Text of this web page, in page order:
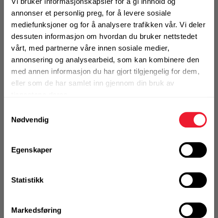
annonser et personlig preg, for å levere sosiale
mediefunksjoner og for å analysere trafikken vår. Vi deler
dessuten informasjon om hvordan du bruker nettstedet
vårt, med partnerne våre innen sosiale medier,
annonsering og analysearbeid, som kan kombinere den
med annen informasjon du har gjort tilgjengelig for dem,
eller som de har samlet inn gjennom din bruk av
Nødvendig
Egenskaper
Statistikk
Markedsføring
Motek
Finn butikk
Kontakt og åpningstider
Fra rådgivning til sporing av ordre
Kampanjer
Produktnyheter
Siste nytt om dine favorittprodukter
Fjernkontroll/mottakerholder til Hilti PR
roterende laser
0
Produktanmeldelser
Skriv en
anmeldelse
✓ FLEET Se Fleet fordeler
1 Stk
se din avtalepris
KJØP
Handleliste